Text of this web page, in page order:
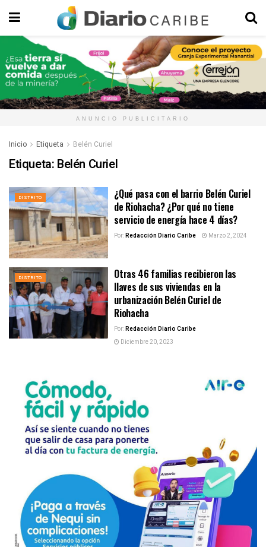
ANUNCIO PUBLICITARIO
Inicio Etiqueta Belén Curiel
Etiqueta: Belén Curiel
DISTRITO
¿Qué pasa con el barrio Belén Curiel
de Riohacha? ¿Por qué no tiene
servicio de energía hace 4 días?
Por:Redacción Diario Caribe Marzo 2, 2024
DISTRITO
Otras 46 familias recibieron las
llaves de sus viviendas en la
urbanización Belén Curiel de
Riohacha
Por:Redacción Diario Caribe
Diciembre 20, 2023